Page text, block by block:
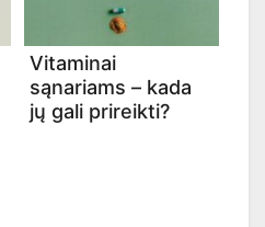
Vitaminai
sąnariams – kada
jų gali prireikti?